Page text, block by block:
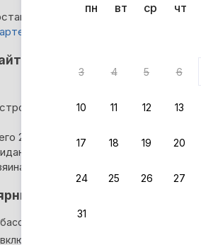
пн
вт ср чт
3 4 5 6
10 11 12 13
17 18 19 20
24 25 26 27
31
в Самаре: 203 варианта
лучшее
бронирование
2 минуты, без
ответа от
фильтры
бассейн
включён завтрак
Вернём
Суперхозяин